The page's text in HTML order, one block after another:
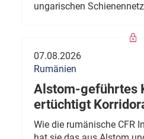
ungarischen
07.08.2026
Rumänien
Alstom-geführtes
ertüchtigt
Wie die rumänische CFR